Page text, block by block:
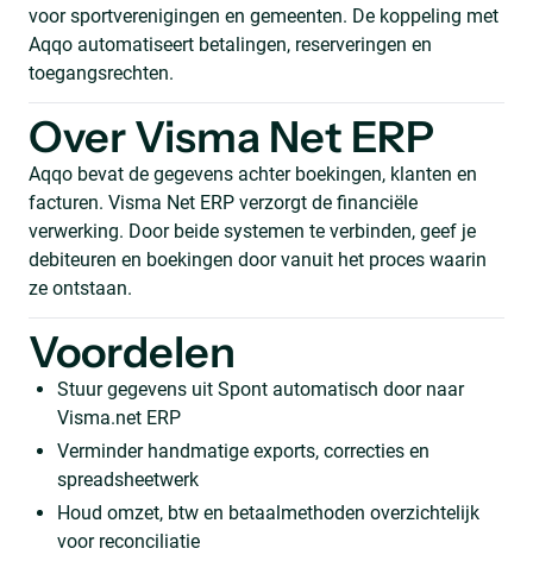
voor sportverenigingen en gemeenten. De koppeling met
Aqqo automatiseert betalingen, reserveringen en
toegangsrechten.
Over Visma Net ERP
Aqqo bevat de gegevens achter boekingen, klanten en
facturen. Visma Net ERP verzorgt de financiële
verwerking. Door beide systemen te verbinden, geef je
debiteuren en boekingen door vanuit het proces waarin
ze ontstaan.
Voordelen
Stuur gegevens uit Spont automatisch door naar
Visma.net ERP
Verminder handmatige exports, correcties en
spreadsheetwerk
Houd omzet, btw en betaalmethoden overzichtelijk
voor reconciliatie